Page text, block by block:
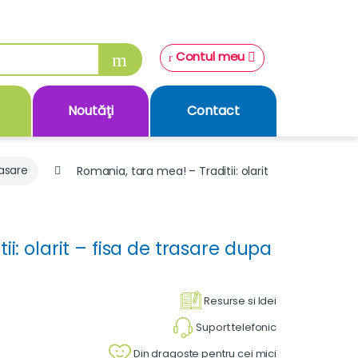
Contul meu
Noutăţi Contact
Romania, tara mea! – Traditii: olarit
olarit – fisa de trasare dupa
Resurse si Idei
Suport telefonic
Din dragoste pentru cei mici